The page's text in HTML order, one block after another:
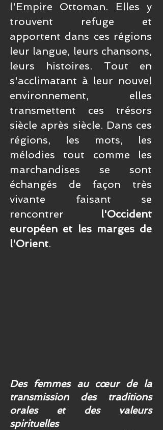
l'Empire Ottoman. Elles y
trouvent refuge et
apportent dans ces régions
leur langue, leurs chansons,
leurs histoires. Tout en
s'acclimatant à leur nouvel
environnement, elles
transmettent ces trésors
siècle après siècle. Dans ces
régions, les mots, les
mélodies tout comme les
marchandises se sont
échangés de façon très
vivante faisant se
rencontrer l'Occident
européen et les marges de
l'Orient.
Des femmes au cœur de la
transmission des traditions
orales et des valeurs
spirituelles